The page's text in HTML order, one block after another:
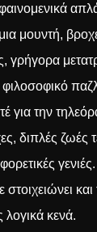
μουντή,
για την
διπλές ζωές
και
κενά.